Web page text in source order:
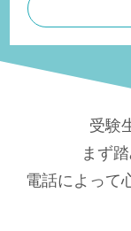
受験
まず
電話によって